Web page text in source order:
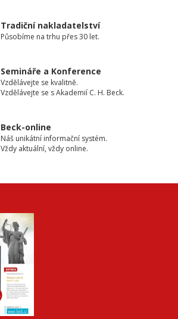
Tradiční nakladatelství
Působíme na trhu přes 30 let.
Semináře a Konference
Vzdělávejte se kvalitně.
Vzdělávejte se s Akademií C. H. Beck.
Beck-online
Náš unikátní informační systém.
Vždy aktuální, vždy online.